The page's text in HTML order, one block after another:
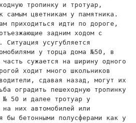
тропинку и тротуар,
самым цветникам у памятника.
приходиться идти по дороге,
задним ходом с
Ситуация усугубляется
у торца дома №50, в
часть сужается на ширину одного
ходит много школьников
сдавая назад, могут их
оградить пешеходную тропинку
№ 50 и далее тротуар у
них автомобилей или
бы бетонными полусферами как у